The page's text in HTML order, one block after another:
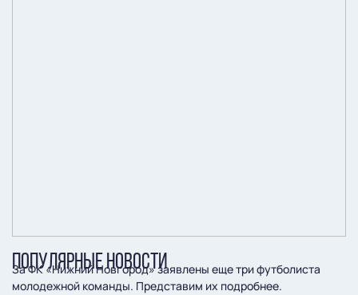
За ФК «Нижний Новгород» заявлены еще три футболиста
молодежной команды. Представим их подробнее.
ПОПУЛЯРНЫЕ НОВОСТИ